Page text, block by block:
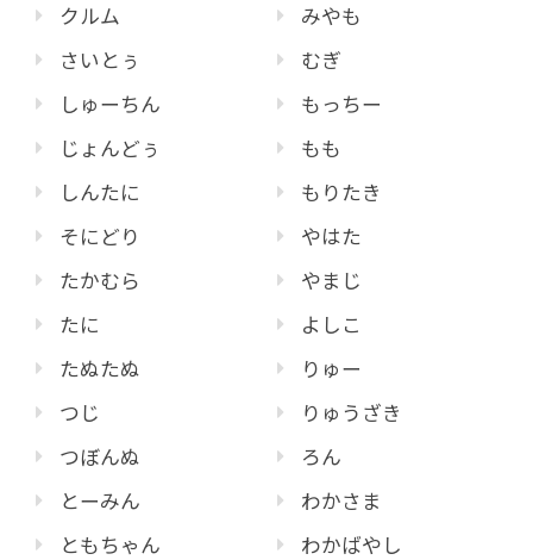
クルム
さいとぅ
しゅーちん
じょんどぅ
しんたに
そにどり
たかむら
たに
たぬたぬ
つじ
つぼんぬ
とーみん
ともちゃん
みやも
むぎ
もっちー
もも
もりたき
やはた
やまじ
よしこ
りゅー
りゅうざき
ろん
わかさま
わかばやし